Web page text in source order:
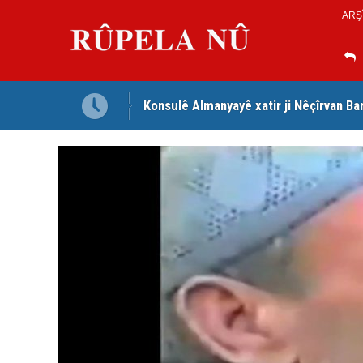
li gel wî axivî Konsulê Almanyayê xatir ji Nêçîrvan